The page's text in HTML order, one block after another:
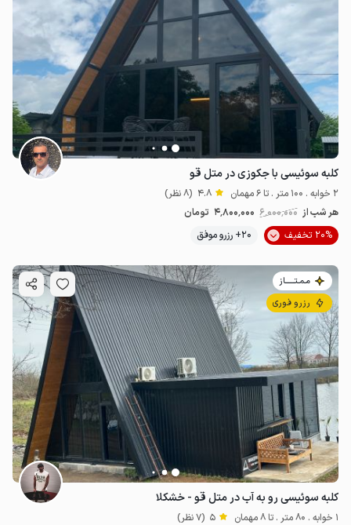
کلبه سوئیسی با جکوزی در متل قو
2 خوابه . 100 متر . تا 6 مهمان 4.8 (8 نظر)
هر شب از 6٬000٬000 4٬800٬000 تومان
20% تخفیف
20+ رزرو موفق
مـمـتــــــاز
رزرو فوری
کلبه سوئیسی رو به آب در متل قو - خشکلا
1 خوابه . 80 متر . تا 8 مهمان 5 (7 نظر)